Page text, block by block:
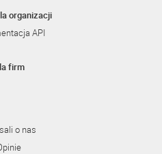
organizacji
API
firm
o nas